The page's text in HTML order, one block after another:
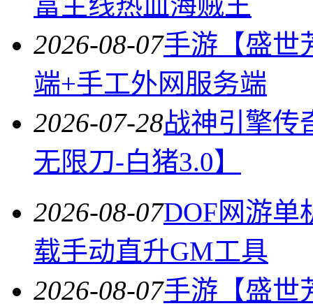
2026-08-07手游【盛世
端+手工外网服务端
2026-07-28战神引擎传
无限刀-白猪3.0】
2026-08-07DOF网游单
载手动直升GM工具
2026-08-07手游【盛世